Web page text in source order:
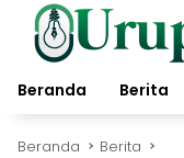
Langsung
konten
Beranda
Berita
Beranda Berita